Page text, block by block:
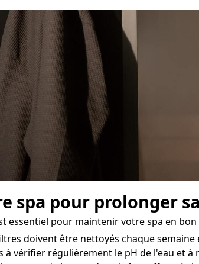
spa pour prolonger
essentiel pour maintenir votre spa en
doivent être nettoyés chaque
à vérifier régulièrement le pH de l'eau et